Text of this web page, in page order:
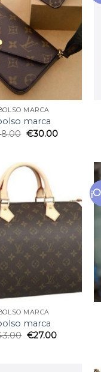
MARCA
marca
€30.00
MARCA
marca
€27.00